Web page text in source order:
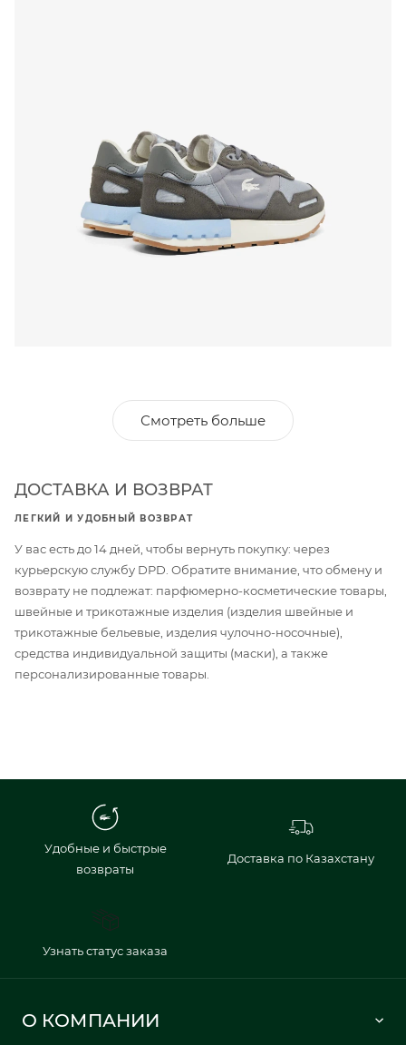
Смотреть больше
ДОСТАВКА И ВОЗВРАТ
ЛЕГКИЙ И УДОБНЫЙ ВОЗВРАТ
У вас есть до 14 дней, чтобы вернуть покупку: через
курьерскую службу DPD. Обратите внимание, что обмену и
возврату не подлежат: парфюмерно-косметические товары,
швейные и трикотажные изделия (изделия швейные и
трикотажные бельевые, изделия чулочно-носочные),
средства индивидуальной защиты (маски), а также
персонализированные товары.
Удобные и быстрые
возвраты
Доставка по Казахстану
Узнать статус заказа
О КОМПАНИИ